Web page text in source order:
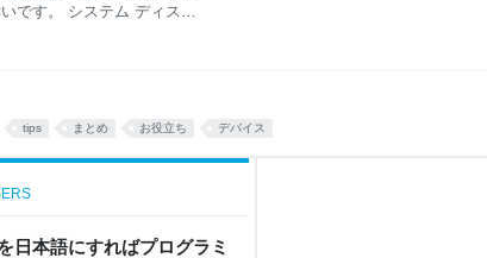
です。 システム ディスプ
ルチタスク 開発者向け ラ
ージョン情報 Bluetoothと
景 色 テーマ・動的ライテ
ー タスクバーの動作 アプ
キストのサ
tips まとめ お役立ち デバイス
日本語にすればプログラミ